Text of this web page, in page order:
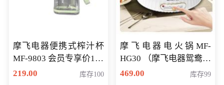
摩飞电器便携式榨汁杯
MF-9803 会员专享价138
元
219.00 库存100
摩飞电器电火锅MF-
HG30 （摩飞电器鸳鸯锅
MF-HG30 ） 会员专享价
469.00 库存99